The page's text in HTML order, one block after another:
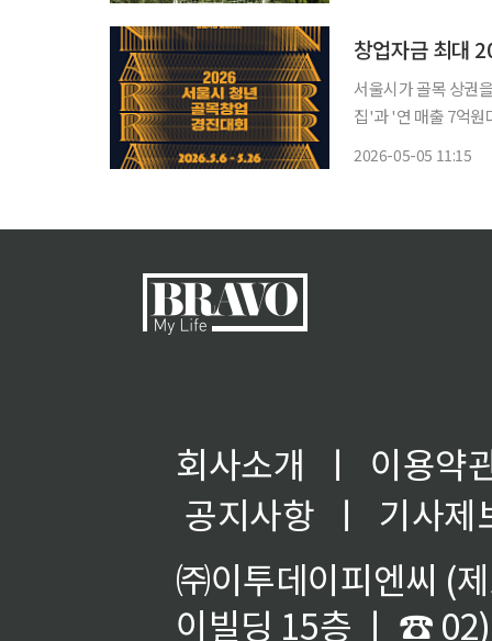
창업자금 최대
서울시가 골목 상권
집'과 '연 매출 7억원
2026-05-05 11:15
회사소개 ㅣ
이용약
공지사항
ㅣ
기사제
㈜이투데이피엔씨 (
이빌딩 15층 ㅣ ☎